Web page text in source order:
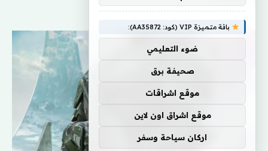
باقة متميزة VIP (كود: AA35872):
ضوء التعليمي
صحيفة برق
موقع اشراقات
موقع اشراق اون لاين
اركان سياحة وسفر